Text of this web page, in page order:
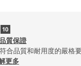
質保證
合品質和耐用度的嚴格
更多